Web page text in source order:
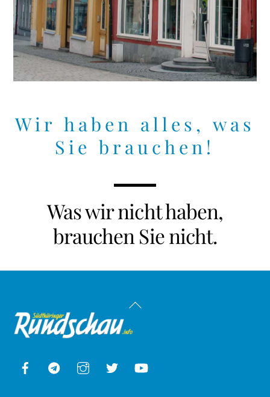
Wir haben alles, was
Sie brauchen!
Was wir nicht haben,
brauchen Sie nicht.
Back
Facebook Telegram